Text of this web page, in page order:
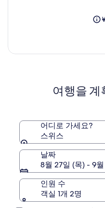
(241)
여행을 계
어디로 가세요?
스위스
날짜
8월 27일 (목) - 9
인원 수
객실 1개 2명